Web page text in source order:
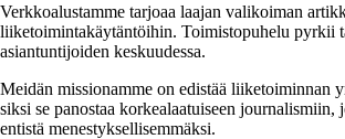
Verkkoalustamme tarjoaa laajan valikoiman
liiketoimintakäytäntöihin. Toimistopuhelu pyrkii
asiantuntijoiden keskuudessa.
Meidän missionamme on edistää liiketoiminnan
siksi se panostaa korkealaatuiseen
entistä menestyksellisemmäksi.